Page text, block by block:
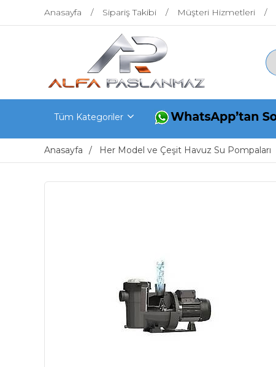
Anasayfa Sipariş Takibi Müşteri Hizmetleri
Tüm Kategoriler
Anasayfa Her Model ve Çeşit Havuz Su Pompaları